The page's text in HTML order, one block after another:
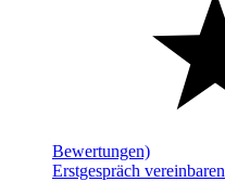
Bewertungen)
Erstgespräch vereinbaren